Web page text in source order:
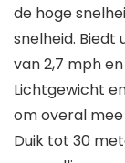
de hoge
snelheid. Biedt
van 2,7 mph
Lichtgewicht
om overal
Duik tot 30